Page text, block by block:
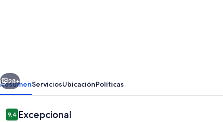
Candelaria
Siguiente
28+
ResumenServiciosUbicaciónPolíticas
Comentarios
9,49,4 de 10
Excepcional